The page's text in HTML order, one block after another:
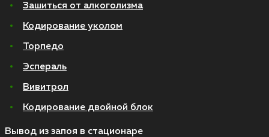
Зашиться от алкоголизма
Кодирование уколом
Торпедо
Эспераль
Вивитрол
Кодирование двойной блок
Вывод из запоя в стационаре